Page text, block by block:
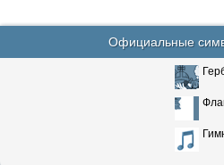
Официальные